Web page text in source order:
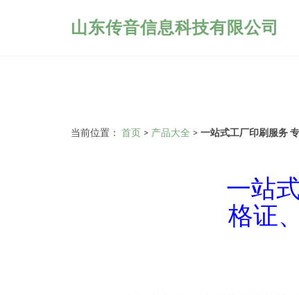
山东传音信息科技有限公司
当前位置： 首页 > 产品大全 > 一站式工厂印刷服务
一站
格证